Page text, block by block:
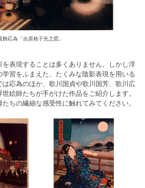
飾応為「吉原格子先之図」
を表現することは多くありません。しかし浮
習をふまえた、たくみな陰影表現を用いる
応為のほか、歌川国貞や歌川国芳、歌川広
絵師たちが手がけた作品をご紹介します。
ちの繊細な感受性に触れてみてください。